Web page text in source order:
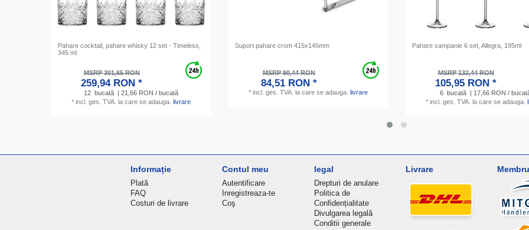
Pahare cocktail, pahare whisky 12 set - Timeless,
345 ml
MSRP 301,65 RON
259,94 RON *
12 bucată | 21,66 RON / bucată
* incl. ges. TVA. la care se adauga. livrare
Suport pahare crom 415x145mm
MSRP 90,44 RON
84,51 RON *
* incl. ges. TVA. la care se adauga. livrare
Pahare sampanie 6 set, Allegra, 195ml
MSRP 132,44 RON
105,95 RON *
6 bucată | 17,66 RON /
* incl. ges. TVA. la care se adauga.
Informație
Plată
FAQ
Costuri de livrare
Contul meu
Autentificare
Inregistreaza-te
Coş
legal
Drepturi de anulare
Politica de
Confidențialitate
Divulgarea legală
Conditii generale
Livrare